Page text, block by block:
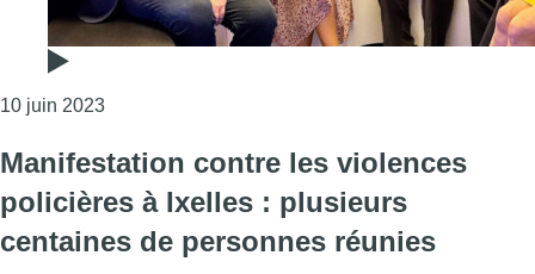
10 juin 2023Consulter l'article "Les Experts reçoivent Myriem
Manifestation contre les violences
policières à Ixelles : plusieurs
centaines de personnes réunies